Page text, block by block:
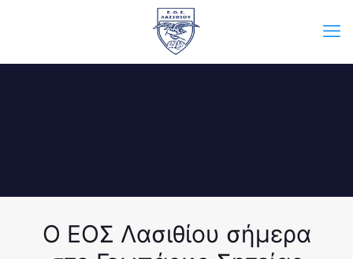
Ο ΕΟΣ Λασιθίου σήμερα